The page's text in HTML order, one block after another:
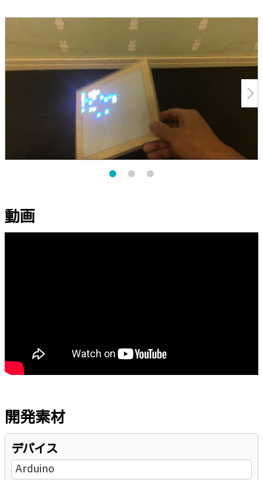
arrow_forward_ios
動画
開発素材
デバイス
Arduino